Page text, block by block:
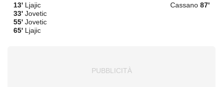
13' Ljajic
33' Jovetic
55' Jovetic
65' Ljajic
Cassano 87'